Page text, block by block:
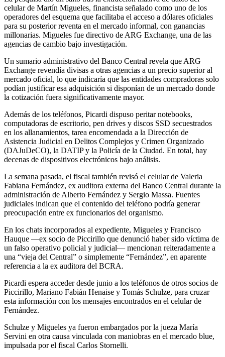
celular de Martín Migueles, financista señalado como uno de los
operadores del esquema que facilitaba el acceso a dólares oficiales
para su posterior reventa en el mercado informal, con ganancias
millonarias. Migueles fue directivo de ARG Exchange, una de las
agencias de cambio bajo investigación.
Un sumario administrativo del Banco Central revela que ARG
Exchange revendía divisas a otras agencias a un precio superior al
mercado oficial, lo que indicaría que las entidades compradoras solo
podían justificar esa adquisición si disponían de un mercado donde
la cotización fuera significativamente mayor.
Además de los teléfonos, Picardi dispuso peritar notebooks,
computadoras de escritorio, pen drives y discos SSD secuestrados
en los allanamientos, tarea encomendada a la Dirección de
Asistencia Judicial en Delitos Complejos y Crimen Organizado
(DAJuDeCO), la DATIP y la Policía de la Ciudad. En total, hay
decenas de dispositivos electrónicos bajo análisis.
La semana pasada, el fiscal también revisó el celular de Valeria
Fabiana Fernández, ex auditora externa del Banco Central durante la
administración de Alberto Fernández y Sergio Massa. Fuentes
judiciales indican que el contenido del teléfono podría generar
preocupación entre ex funcionarios del organismo.
En los chats incorporados al expediente, Migueles y Francisco
Hauque —ex socio de Piccirillo que denunció haber sido víctima de
un falso operativo policial y judicial— mencionan reiteradamente a
una “vieja del Central” o simplemente “Fernández”, en aparente
referencia a la ex auditora del BCRA.
Picardi espera acceder desde junio a los teléfonos de otros socios de
Piccirillo, Mariano Fabián Henaise y Tomás Schulze, para cruzar
esta información con los mensajes encontrados en el celular de
Fernández.
Schulze y Migueles ya fueron embargados por la jueza María
Servini en otra causa vinculada con maniobras en el mercado blue,
impulsada por el fiscal Carlos Stornelli.